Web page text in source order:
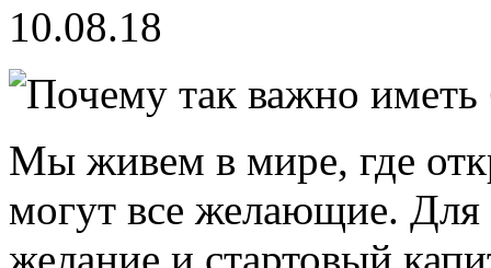
10.08.18
Мы живем в мире, где
могут все желающие. Для